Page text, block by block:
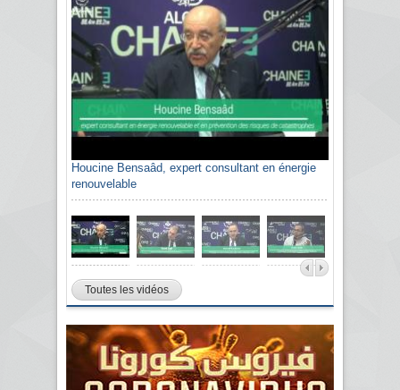
Houcine Bensaâd, expert consultant en énergie
renouvelable
Toutes les vidéos